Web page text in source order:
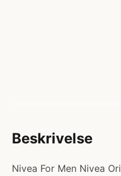
Beskrivelse
Nivea For Men Nivea